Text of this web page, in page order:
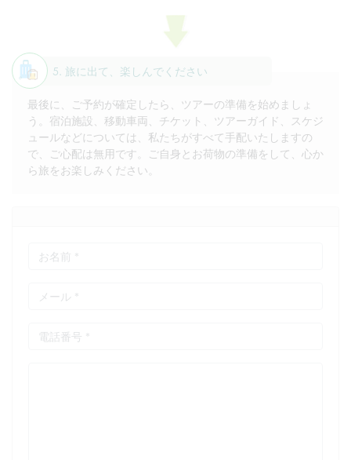
5. 旅に出て、楽しんでください
最後に、ご予約が確定したら、ツアーの準備を始めましょ
う。宿泊施設、移動車両、チケット、ツアーガイド、スケジ
ュールなどについては、私たちがすべて手配いたしますの
で、ご心配は無用です。ご自身とお荷物の準備をして、心か
ら旅をお楽しみください。